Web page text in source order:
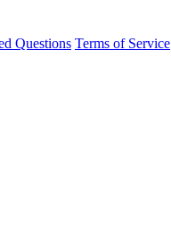
Questions Terms of Service